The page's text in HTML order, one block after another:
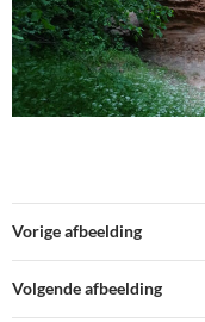
Vorige afbeelding
Volgende afbeelding